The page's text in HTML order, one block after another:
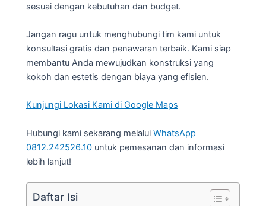
sesuai dengan kebutuhan dan budget.
Jangan ragu untuk menghubungi tim kami untuk
konsultasi gratis dan penawaran terbaik. Kami siap
membantu Anda mewujudkan konstruksi yang
kokoh dan estetis dengan biaya yang efisien.
Kunjungi Lokasi Kami di Google Maps
Hubungi kami sekarang melalui WhatsApp
0812.242526.10 untuk pemesanan dan informasi
lebih lanjut!
Daftar Isi